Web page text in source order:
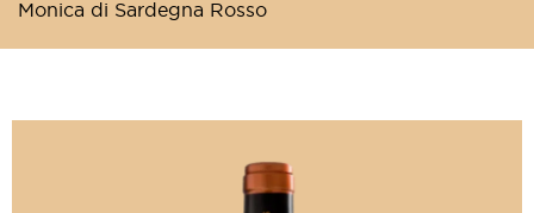
Monica di Sardegna Rosso